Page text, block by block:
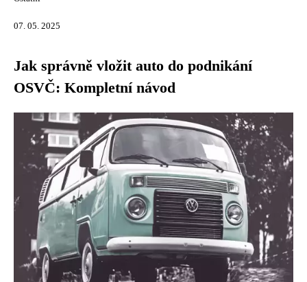
07. 05. 2025
Jak správně vložit auto do podnikání
OSVČ: Kompletní návod